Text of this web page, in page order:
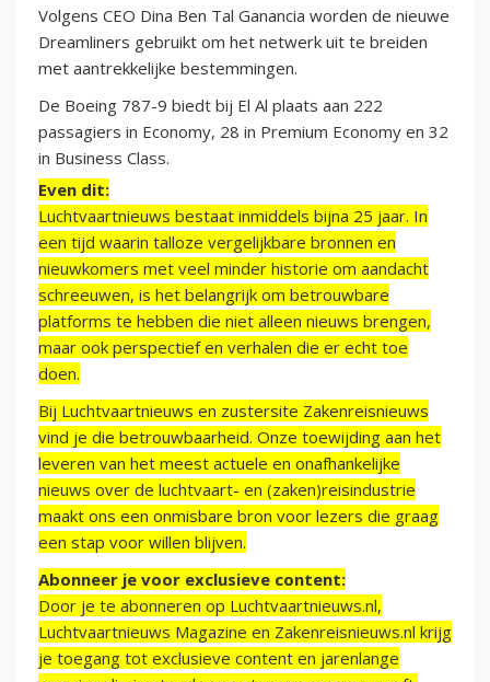
Volgens CEO Dina Ben Tal Ganancia worden de nieuwe
Dreamliners gebruikt om het netwerk uit te breiden
met aantrekkelijke bestemmingen.
De Boeing 787-9 biedt bij El Al plaats aan 222
passagiers in Economy, 28 in Premium Economy en 32
in Business Class.
Even dit:
Luchtvaartnieuws bestaat inmiddels bijna 25 jaar. In
een tijd waarin talloze vergelijkbare bronnen en
nieuwkomers met veel minder historie om aandacht
schreeuwen, is het belangrijk om betrouwbare
platforms te hebben die niet alleen nieuws brengen,
maar ook perspectief en verhalen die er echt toe
doen.
Bij Luchtvaartnieuws en zustersite Zakenreisnieuws
vind je die betrouwbaarheid. Onze toewijding aan het
leveren van het meest actuele en onafhankelijke
nieuws over de luchtvaart- en (zaken)reisindustrie
maakt ons een onmisbare bron voor lezers die graag
een stap voor willen blijven.
Abonneer je voor exclusieve content:
Door je te abonneren op Luchtvaartnieuws.nl,
Luchtvaartnieuws Magazine en Zakenreisnieuws.nl krijg
je toegang tot exclusieve content en jarenlange